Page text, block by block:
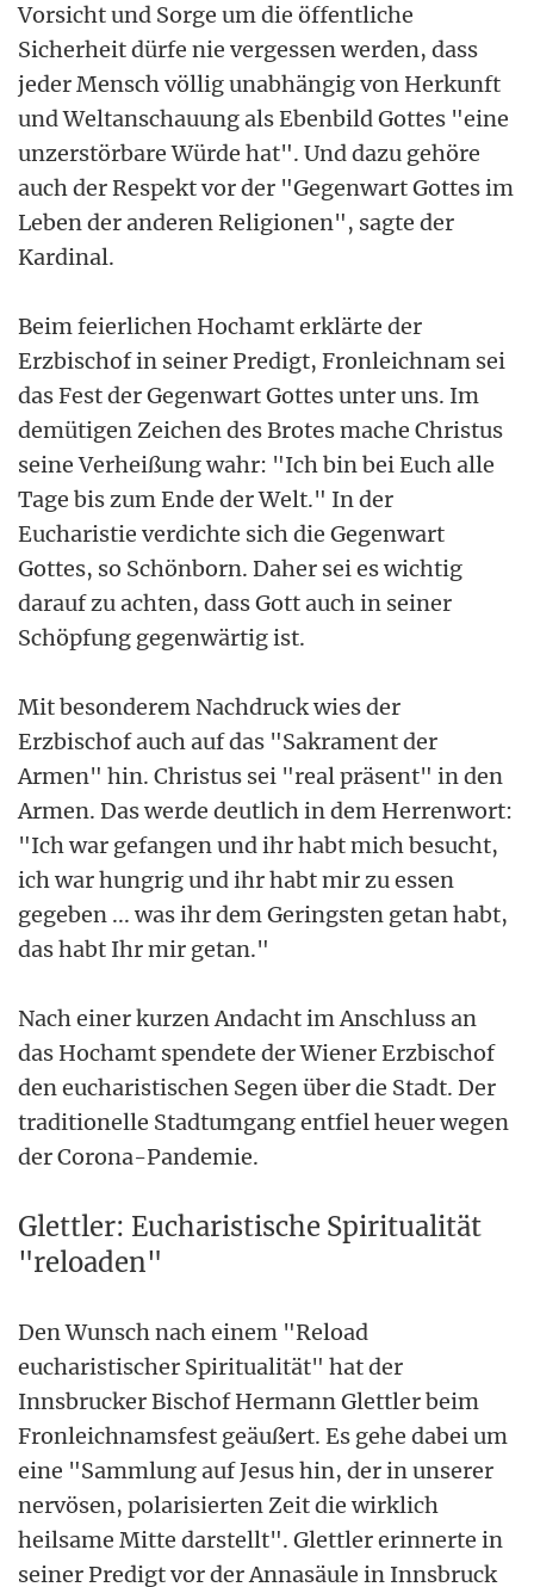
Vorsicht und Sorge um die öffentliche
Sicherheit dürfe nie vergessen werden, dass
jeder Mensch völlig unabhängig von Herkunft
und Weltanschauung als Ebenbild Gottes "eine
unzerstörbare Würde hat". Und dazu gehöre
auch der Respekt vor der "Gegenwart Gottes im
Leben der anderen Religionen", sagte der
Kardinal.
Beim feierlichen Hochamt erklärte der
Erzbischof in seiner Predigt, Fronleichnam sei
das Fest der Gegenwart Gottes unter uns. Im
demütigen Zeichen des Brotes mache Christus
seine Verheißung wahr: "Ich bin bei Euch alle
Tage bis zum Ende der Welt." In der
Eucharistie verdichte sich die Gegenwart
Gottes, so Schönborn. Daher sei es wichtig
darauf zu achten, dass Gott auch in seiner
Schöpfung gegenwärtig ist.
Mit besonderem Nachdruck wies der
Erzbischof auch auf das "Sakrament der
Armen" hin. Christus sei "real präsent" in den
Armen. Das werde deutlich in dem Herrenwort:
"Ich war gefangen und ihr habt mich besucht,
ich war hungrig und ihr habt mir zu essen
gegeben ... was ihr dem Geringsten getan habt,
das habt Ihr mir getan."
Nach einer kurzen Andacht im Anschluss an
das Hochamt spendete der Wiener Erzbischof
den eucharistischen Segen über die Stadt. Der
traditionelle Stadtumgang entfiel heuer wegen
der Corona-Pandemie.
Glettler: Eucharistische Spiritualität
"reloaden"
Den Wunsch nach einem "Reload
eucharistischer Spiritualität" hat der
Innsbrucker Bischof Hermann Glettler beim
Fronleichnamsfest geäußert. Es gehe dabei um
eine "Sammlung auf Jesus hin, der in unserer
nervösen, polarisierten Zeit die wirklich
heilsame Mitte darstellt". Glettler erinnerte in
seiner Predigt vor der Annasäule in Innsbruck